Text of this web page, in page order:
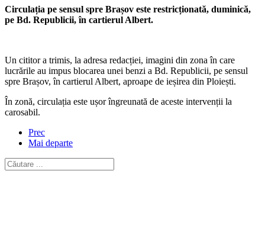
Circulația pe sensul spre Brașov este restricționată, duminică,
pe Bd. Republicii, în cartierul Albert.
Un cititor a trimis, la adresa redacției, imagini din zona în care
lucrările au impus blocarea unei benzi a Bd. Republicii, pe sensul
spre Brașov, în cartierul Albert, aproape de ieșirea din Ploiești.
În zonă, circulația este ușor îngreunată de aceste intervenții la
carosabil.
Prec
Mai departe